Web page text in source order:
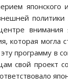
японского
внимания
которая могла
программу в
свой проект